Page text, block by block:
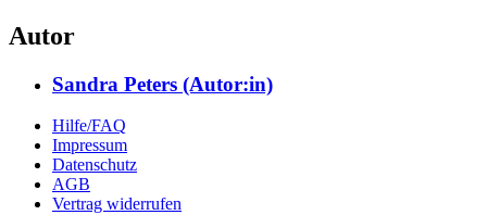
Autor
Sandra Peters (Autor:in)
Hilfe/FAQ
Impressum
Datenschutz
AGB
Vertrag widerrufen